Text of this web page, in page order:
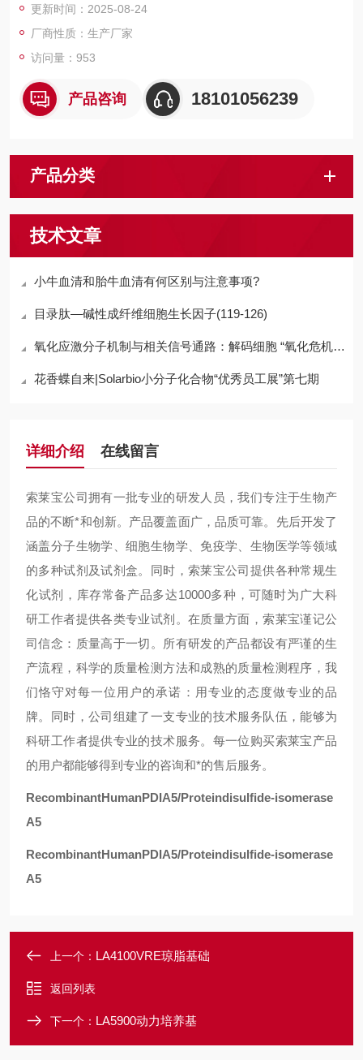
更新时间：2025-08-24
厂商性质：生产厂家
访问量：953
产品咨询 18101056239
产品分类
技术文章
小牛血清和胎牛血清有何区别与注意事项?
目录肽—碱性成纤维细胞生长因子(119-126)
氧化应激分子机制与相关信号通路：解码细胞 “氧化危机” 的底层逻辑
花香蝶自来|Solarbio小分子化合物“优秀员工展”第七期
详细介绍 在线留言
索莱宝公司拥有一批专业的研发人员，我们专注于生物产
品的不断*和创新。产品覆盖面广，品质可靠。先后开发了
涵盖分子生物学、细胞生物学、免疫学、生物医学等领域
的多种试剂及试剂盒。同时，索莱宝公司提供各种常规生
化试剂，库存常备产品多达10000多种，可随时为广大科
研工作者提供各类专业试剂。在质量方面，索莱宝谨记公
司信念：质量高于一切。所有研发的产品都设有严谨的生
产流程，科学的质量检测方法和成熟的质量检测程序，我
们恪守对每一位用户的承诺：用专业的态度做专业的品
牌。同时，公司组建了一支专业的技术服务队伍，能够为
科研工作者提供专业的技术服务。每一位购买索莱宝产品
的用户都能够得到专业的咨询和*的售后服务。
RecombinantHumanPDIA5/Proteindisulfide-isomerase
A5
RecombinantHumanPDIA5/Proteindisulfide-isomerase
A5
上一个： LA4100VRE琼脂基础
返回列表
下一个： LA5900动力培养基